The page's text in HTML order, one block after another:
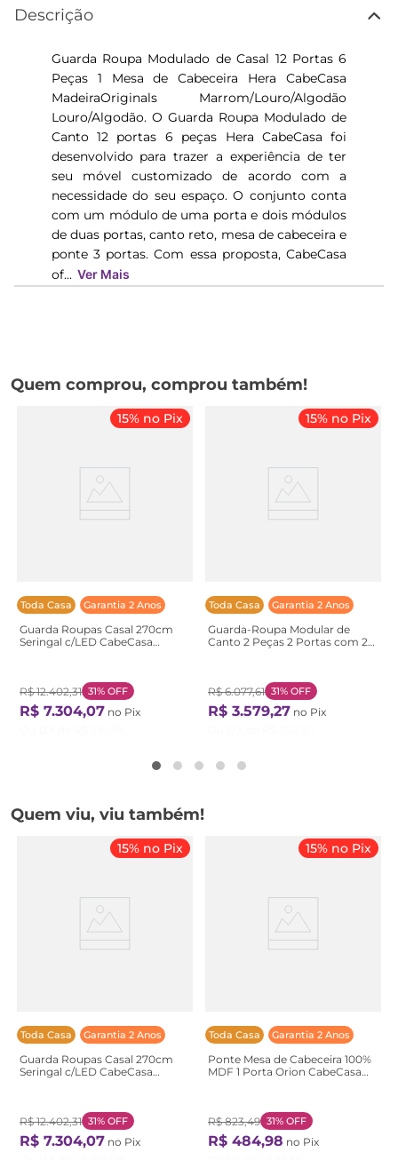
Descrição
Guarda Roupa Modulado de Casal 12 Portas 6
Peças 1 Mesa de Cabeceira Hera CabeCasa
MadeiraOriginals Marrom/Louro/Algodão
Louro/Algodão. O Guarda Roupa Modulado de
Canto 12 portas 6 peças Hera CabeCasa foi
desenvolvido para trazer a experiência de ter
seu móvel customizado de acordo com a
necessidade do seu espaço. O conjunto conta
com um módulo de uma porta e dois módulos
de duas portas, canto reto, mesa de cabeceira e
ponte 3 portas. Com essa proposta, CabeCasa
of... Ver Mais
Quem comprou, comprou também!
Toda Casa Garantia 2 Anos
15% no Pix
Guarda Roupas Casal 270cm
Seringal c/LED CabeCasa
R$ 12.402,31 31% OFF
R$ 7.304,07 no Pix
Toda Casa Garantia 2 Anos
15% no Pix
Guarda-Roupa Modular de
Canto 2 Peças 2 Portas com 2
Branco/Fosco Branco Fosco
R$ 6.077,61 31% OFF
R$ 3.579,27 no Pix
Quem viu, viu também!
Toda Casa Garantia 2 Anos
15% no Pix
Guarda Roupas Casal 270cm
Seringal c/LED CabeCasa
R$ 12.402,31 31% OFF
R$ 7.304,07 no Pix
Toda Casa Garantia 2 Anos
15% no Pix
Ponte Mesa de Cabeceira 100%
MDF 1 Porta Orion CabeCasa
Mocha/Linho
R$ 823,49 31% OFF
R$ 484,98 no Pix